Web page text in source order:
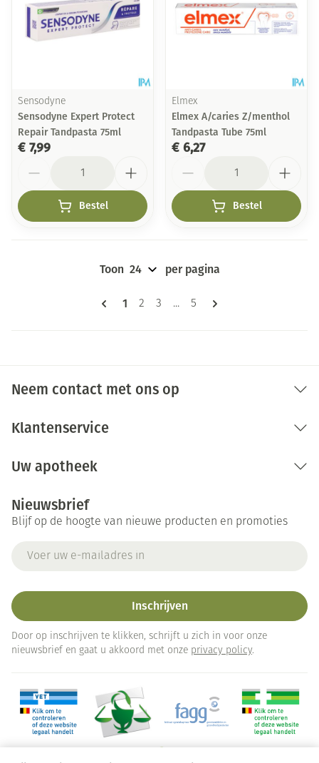
Sensodyne
Sensodyne Expert Protect
Repair Tandpasta 75ml
€ 7,99
Bestel
Elmex
Elmex A/caries Z/menthol
Tandpasta Tube 75ml
€ 6,27
Bestel
Pagina's
U lees momenteel pagina
1 Pagina
2 Pagina
3 ... Pagina
5
Toon per pagina
Neem contact met ons op
Klantenservice
Uw apotheek
Nieuwsbrief
Blijf op de hoogte van nieuwe producten en promoties
Inschrijven
Door op inschrijven te klikken, schrijft u zich in voor onze
nieuwsbrief en gaat u akkoord met onze privacy policy.